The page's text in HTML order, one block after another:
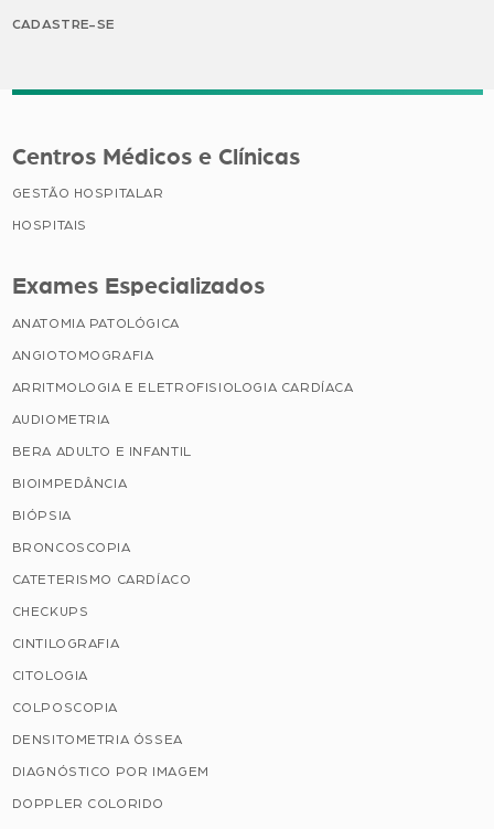
CADASTRE-SE
Centros Médicos e Clínicas
GESTÃO HOSPITALAR
HOSPITAIS
Exames Especializados
ANATOMIA PATOLÓGICA
ANGIOTOMOGRAFIA
ARRITMOLOGIA E ELETROFISIOLOGIA CARDÍACA
AUDIOMETRIA
BERA ADULTO E INFANTIL
BIOIMPEDÂNCIA
BIÓPSIA
BRONCOSCOPIA
CATETERISMO CARDÍACO
CHECKUPS
CINTILOGRAFIA
CITOLOGIA
COLPOSCOPIA
DENSITOMETRIA ÓSSEA
DIAGNÓSTICO POR IMAGEM
DOPPLER COLORIDO